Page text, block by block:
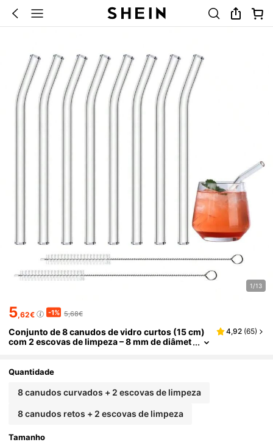
1/13
5,62€ -1% 5,68€
Conjunto de 8 canudos de vidro curtos (15 cm)
com 2 escovas de limpeza – 8 mm de diâmet
s, reutilizáveis e próprios para lava-louças | Idea
opção de presente para o Dia dos Namorados, fe
4,92 (65)
Quantidade
8 canudos curvados + 2 escovas de limpeza
8 canudos retos + 2 escovas de limpeza
Tamanho